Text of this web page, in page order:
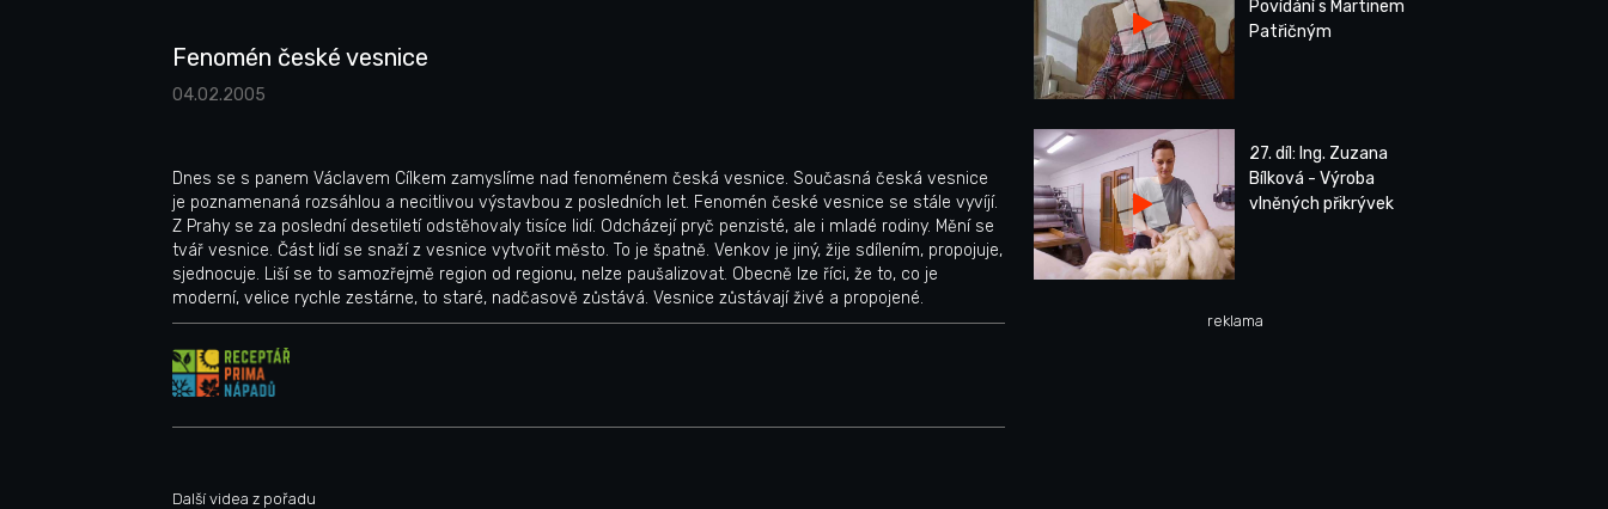
Fenomén české vesnice
04.02.2005
Dnes se s panem Václavem Cílkem zamyslíme nad fenoménem česká vesnice. Současná česká vesnice
je poznamenaná rozsáhlou a necitlivou výstavbou z posledních let. Fenomén české vesnice se stále vyvíjí.
Z Prahy se za poslední desetiletí odstěhovaly tisíce lidí. Odcházejí pryč penzisté, ale i mladé rodiny. Mění se
tvář vesnice. Část lidí se snaží z vesnice vytvořit město. To je špatně. Venkov je jiný, žije sdílením, propojuje,
sjednocuje. Liší se to samozřejmě region od regionu, nelze paušalizovat. Obecně lze říci, že to, co je
moderní, velice rychle zestárne, to staré, nadčasově zůstává. Vesnice zůstávají živé a propojené.
Další videa z pořadu
Povídání s Martinem
Patřičným
27. díl: Ing. Zuzana
Bílková - Výroba
vlněných přikrývek
reklama